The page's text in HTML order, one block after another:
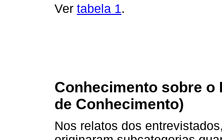
Ver tabela 1.
Conhecimento sobre o
de Conhecimento)
Nos relatos dos